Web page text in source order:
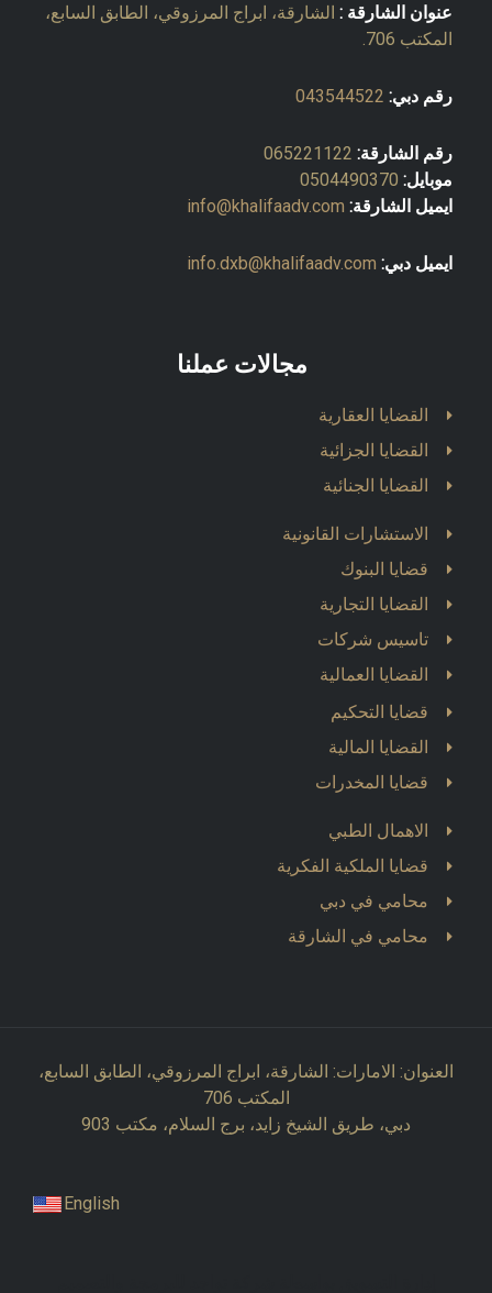
عنوان الشارقة : الشارقة، ابراج المرزوقي، الطابق السابع،
المكتب 706.
رقم دبي: 043544522
رقم الشارقة: 065221122
موبايل: 0504490370
ايميل الشارقة: info@khalifaadv.com
ايميل دبي: info.dxb@khalifaadv.com
مجالات عملنا
القضايا العقارية
القضايا الجزائية
القضايا الجنائية
الاستشارات القانونية
قضايا البنوك
القضايا التجارية
تاسيس شركات
القضايا العمالية
قضايا التحكيم
القضايا المالية
قضايا المخدرات
الاهمال الطبي
قضايا الملكية الفكرية
محامي في دبي
محامي في الشارقة
العنوان: الامارات: الشارقة، ابراج المرزوقي، الطابق السابع،
المكتب 706
دبي، طريق الشيخ زايد، برج السلام، مكتب 903
English